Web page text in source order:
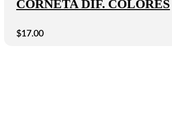
CORNETA DIF. COLORES
$17.00